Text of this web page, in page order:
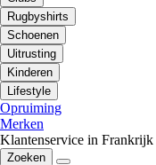
Rugbyshirts
Schoenen
Uitrusting
Kinderen
Lifestyle
Opruiming
Merken
Klantenservice in Frankrijk
Zoeken